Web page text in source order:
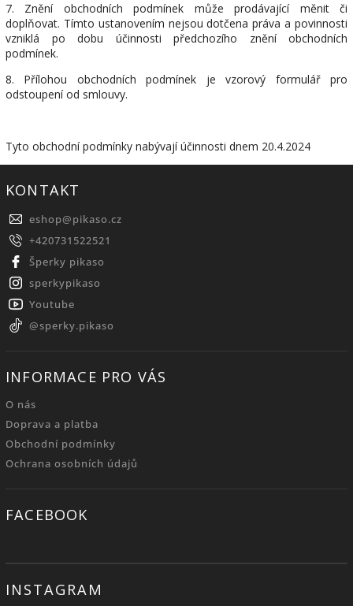
7. Znění obchodních podmínek může prodávající měnit či
doplňovat. Tímto ustanovením nejsou dotčena práva a povinnosti
vzniklá po dobu účinnosti předchozího znění obchodních
podmínek.
8. Přílohou obchodních podmínek je vzorový formulář pro
odstoupení od smlouvy.
Tyto obchodní podmínky nabývají účinnosti dnem 20.4.2024
KONTAKT
eshop@pikaso.cz
+420731522521
Šperky pikaso
sperkypikaso
Youtube
@sperky.pikaso
INFORMACE PRO VÁS
O nás
Doprava a platba
Obchodní podmínky
Ochrana osobních údajů
FACEBOOK
INSTAGRAM